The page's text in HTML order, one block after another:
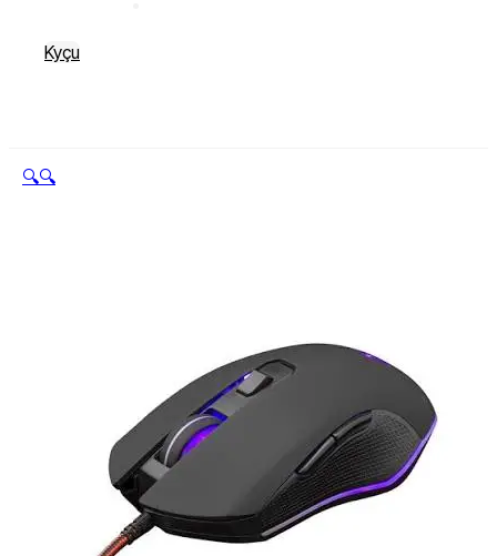
Kyçu
🔍🔍